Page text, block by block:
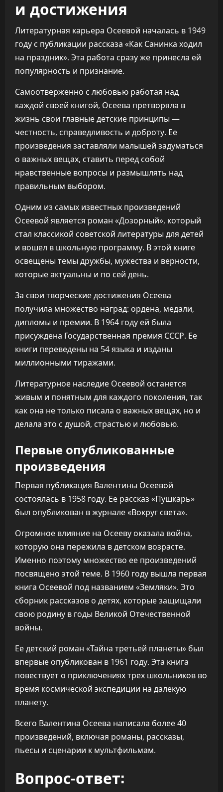
и достижения
Литературная карьера Осеевой началась в 1949
году с публикации рассказа «Как Санинка ходил
на праздник». Эта работа сразу же принесла ей
популярность и признание.
Самоотверженно с любовью работая над
каждой своей книгой, Осеева претворяла в
жизнь свои главные детские принципы —
честность, справедливость и доброту. Ее
произведения заставляли малышей задуматься
о важных вещах, ставить перед собой
нравственные вопросы и размышлять над
правильным выбором.
Одним из самых известных произведений
Осеевой является роман «Дозорный», который
стал классикой советской литературы для детей
и вошел в школьную программу. В этой книге
освещены темы дружбы, мужества и верности,
которые актуальны и по сей день.
За свои творческие достижения Осеева
получила множество наград: ордена, медали,
дипломы и премии. В 1964 году ей была
присуждена Государственная премия СССР. Ее
книги переведены на 54 языка и изданы
миллионными тиражами.
Литературное наследие Осеевой останется
живым и понятным для каждого поколения, так
как она не только писала о важных вещах, но и
делала это с душой, страстью и любовью.
Первые опубликованные
произведения
Первая публикация Валентины Осеевой
состоялась в 1958 году. Ее рассказ «Пушкарь»
был опубликован в журнале «Вокруг света».
Огромное влияние на Осееву оказала война,
которую она пережила в детском возрасте.
Именно поэтому множество ее произведений
посвящено этой теме. В 1960 году вышла первая
книга Осеевой под названием «Земляки». Это
сборник рассказов о детях, которые защищали
свою родину в годы Великой Отечественной
войны.
Ее детский роман «Тайна третьей планеты» был
впервые опубликован в 1961 году. Эта книга
повествует о приключениях трех школьников во
время космической экспедиции на далекую
планету.
Всего Валентина Осеева написала более 40
произведений, включая романы, рассказы,
пьесы и сценарии к мультфильмам.
Вопрос-ответ: